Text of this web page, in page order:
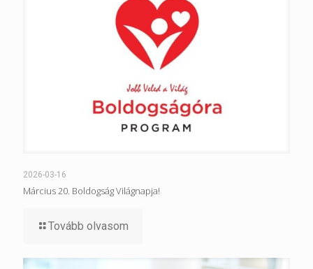
2026-03-16
Március 20. Boldogság Világnapja!
Tovább olvasom